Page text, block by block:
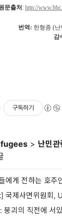
문출처 : http://
번역: 한형종 (난
감
구독하기
> 난민
에게 전하는 호주
괴의 직전에 서